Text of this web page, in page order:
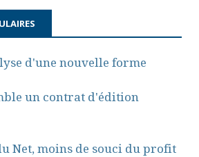
d'une nouvelle forme
un contrat d'édition
Net, moins de souci du profit